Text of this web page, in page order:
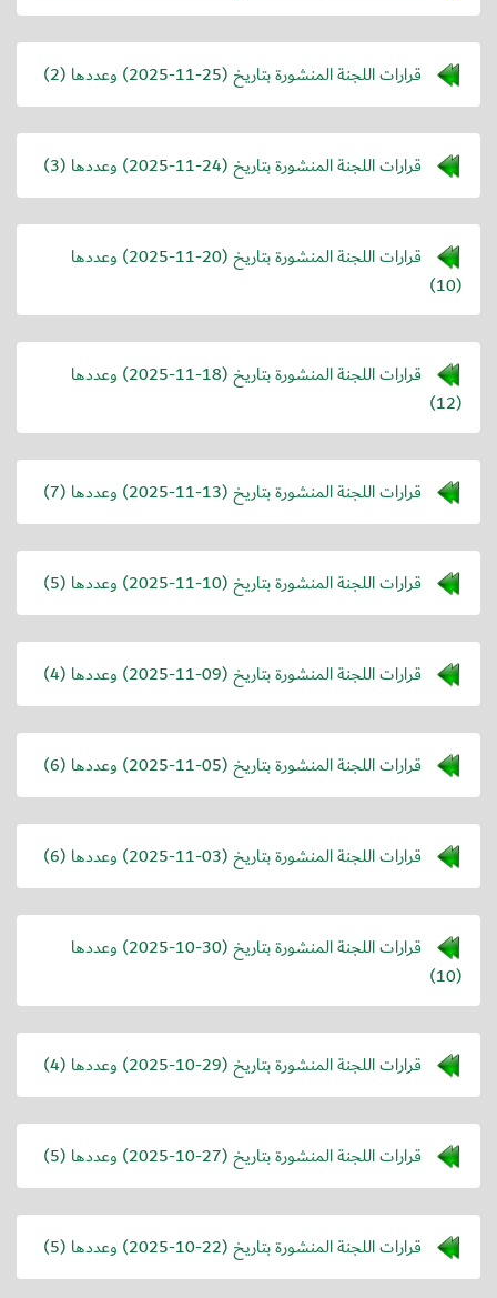
قرارات اللجنة المنشورة بتاريخ (2025-11-25) وعددها (2)
قرارات اللجنة المنشورة بتاريخ (2025-11-24) وعددها (3)
قرارات اللجنة المنشورة بتاريخ (2025-11-20) وعددها
(10)
قرارات اللجنة المنشورة بتاريخ (2025-11-18) وعددها
(12)
قرارات اللجنة المنشورة بتاريخ (2025-11-13) وعددها (7)
قرارات اللجنة المنشورة بتاريخ (2025-11-10) وعددها (5)
قرارات اللجنة المنشورة بتاريخ (2025-11-09) وعددها (4)
قرارات اللجنة المنشورة بتاريخ (2025-11-05) وعددها (6)
قرارات اللجنة المنشورة بتاريخ (2025-11-03) وعددها (6)
قرارات اللجنة المنشورة بتاريخ (2025-10-30) وعددها
(10)
قرارات اللجنة المنشورة بتاريخ (2025-10-29) وعددها (4)
قرارات اللجنة المنشورة بتاريخ (2025-10-27) وعددها (5)
قرارات اللجنة المنشورة بتاريخ (2025-10-22) وعددها (5)